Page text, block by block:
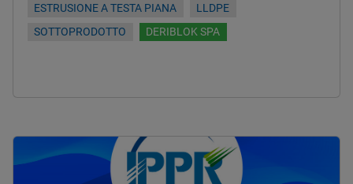
ESTRUSIONE A TESTA PIANA
LLDPE
SOTTOPRODOTTO
DERIBLOK SPA